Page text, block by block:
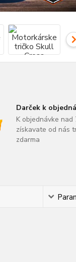
Darček k
K objednávke nad
získavate od nás
zdarma